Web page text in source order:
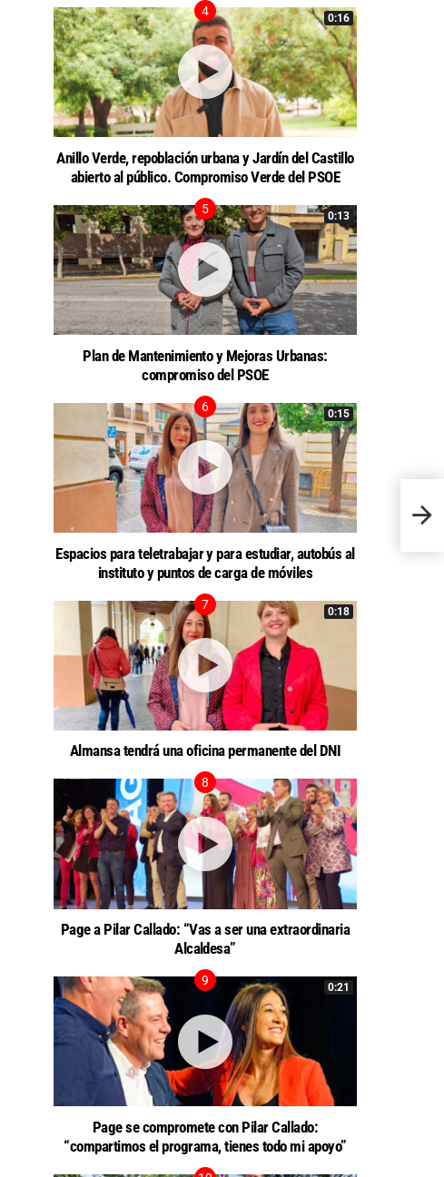
0:16
Anillo Verde, repoblación urbana y Jardín del Castillo
abierto al público. Compromiso Verde del PSOE
0:13
Plan de Mantenimiento y Mejoras Urbanas:
compromiso del PSOE
0:15
Espacios para teletrabajar y para estudiar, autobús al
instituto y puntos de carga de móviles
0:18
Almansa tendrá una oficina permanente del DNI
Page a Pilar Callado: “Vas a ser una extraordinaria
Alcaldesa”
0:21
Page se compromete con Pilar Callado:
“compartimos el programa, tienes todo mi apoyo”